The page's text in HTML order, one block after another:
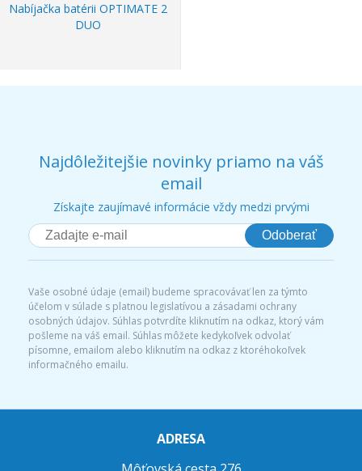
Nabíjačka batérii OPTIMATE 2
DUO
Najdôležitejšie novinky priamo na váš
email
Získajte zaujímavé informácie vždy medzi prvými
Odoberať
Vaše osobné údaje (email) budeme spracovávať len za týmto
účelom v súlade s platnou legislatívou a zásadami ochrany
osobných údajov. Súhlas potvrdíte kliknutím na odkaz, ktorý vám
pošleme na váš email. Súhlas môžete kedykoľvek odvolať
písomne, emailom alebo kliknutím na odkaz z ktoréhokoľvek
informačného emailu.
ADRESA